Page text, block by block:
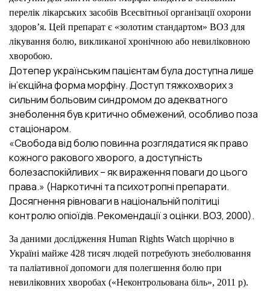
перелік лікарських засобів Всесвітньої організації охорони
здоров’я. Цей препарат є «золотим стандартом» ВОЗ для
лікування болю, викликаної хронічною або невиліковною
хворобою.
Дотепер українським пацієнтам була доступна лише
ін’єкційна форма морфіну. Доступ тяжкохворих з
сильним больовим синдромом до адекватного
знеболення був критично обмежений, особливо поза
стаціонаром.
«Свобода від болю повинна розглядатися як право
кожного ракового хворого, а доступність
болезаспокійливих – як вираження поваги до цього
права.» (Наркотичні та психотропні препарати.
Досягнення рівноваги в національній політиці
контролю опіоїдів. Рекомендації з оцінки. ВОЗ, 2000).
За даними дослідження Human Rights Watch щорічно в
Україні майже 428 тисяч людей потребують знеболювання
та паліативної допомоги для полегшення болю при
невиліковних хворобах («Неконтрольована біль», 2011 р).